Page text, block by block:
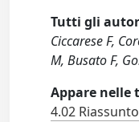
Tutti gli
Ciccarese F,
M, Busato F,
Appare nelle
4.02